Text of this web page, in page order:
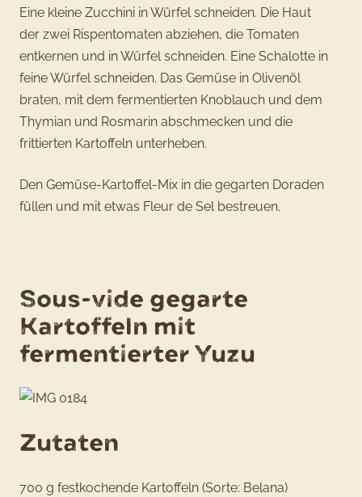
Eine kleine Zucchini in Würfel schneiden. Die Haut
der zwei Rispentomaten abziehen, die Tomaten
entkernen und in Würfel schneiden. Eine Schalotte in
feine Würfel schneiden. Das Gemüse in Olivenöl
braten, mit dem fermentierten Knoblauch und dem
Thymian und Rosmarin abschmecken und die
frittierten Kartoffeln unterheben.
Den Gemüse-Kartoffel-Mix in die gegarten Doraden
füllen und mit etwas Fleur de Sel bestreuen.
Sous-vide gegarte
Kartoffeln mit
fermentierter Yuzu
Zutaten
700 g festkochende Kartoffeln (Sorte: Belana)